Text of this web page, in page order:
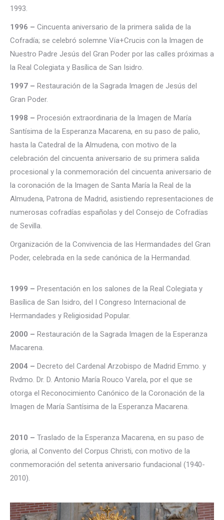
1993.
1996 – Cincuenta aniversario de la primera salida de la
Cofradía; se celebró solemne Vía+Crucis con la Imagen de
Nuestro Padre Jesús del Gran Poder por las calles próximas a
la Real Colegiata y Basílica de San Isidro.
1997 – Restauración de la Sagrada Imagen de Jesús del
Gran Poder.
1998 – Procesión extraordinaria de la Imagen de María
Santísima de la Esperanza Macarena, en su paso de palio,
hasta la Catedral de la Almudena, con motivo de la
celebración del cincuenta aniversario de su primera salida
procesional y la conmemoración del cincuenta aniversario de
la coronación de la Imagen de Santa María la Real de la
Almudena, Patrona de Madrid, asistiendo representaciones de
numerosas cofradías españolas y del Consejo de Cofradías
de Sevilla.
Organización de la Convivencia de las Hermandades del Gran
Poder, celebrada en la sede canónica de la Hermandad.
1999 – Presentación en los salones de la Real Colegiata y
Basílica de San Isidro, del I Congreso Internacional de
Hermandades y Religiosidad Popular.
2000 – Restauración de la Sagrada Imagen de la Esperanza
Macarena.
2004 – Decreto del Cardenal Arzobispo de Madrid Emmo. y
Rvdmo. Dr. D. Antonio María Rouco Varela, por el que se
otorga el Reconocimiento Canónico de la Coronación de la
Imagen de María Santísima de la Esperanza Macarena.
2010 – Traslado de la Esperanza Macarena, en su paso de
gloria, al Convento del Corpus Christi, con motivo de la
conmemoración del setenta aniversario fundacional (1940-
2010).